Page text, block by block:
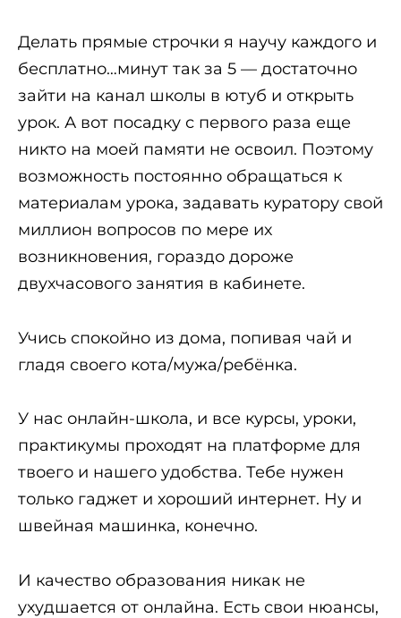
Делать прямые строчки я научу каждого и
бесплатно…минут так за 5 — достаточно
зайти на канал школы в ютуб и открыть
урок. А вот посадку с первого раза еще
никто на моей памяти не освоил. Поэтому
возможность постоянно обращаться к
материалам урока, задавать куратору свой
миллион вопросов по мере их
возникновения, гораздо дороже
двухчасового занятия в кабинете.
Учись спокойно из дома, попивая чай и
гладя своего кота/мужа/ребёнка.
У нас онлайн-школа, и все курсы, уроки,
практикумы проходят на платформе для
твоего и нашего удобства. Тебе нужен
только гаджет и хороший интернет. Ну и
швейная машинка, конечно.
И качество образования никак не
ухудшается от онлайна. Есть свои нюансы,